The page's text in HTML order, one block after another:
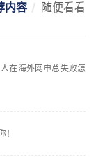
内容 随便看看
在海外网申总失败怎